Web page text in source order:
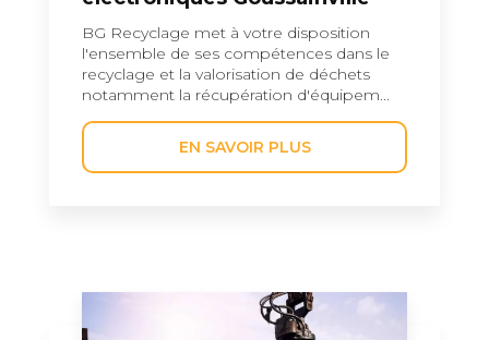
BG Recyclage met à votre disposition
l'ensemble de ses compétences dans le
recyclage et la valorisation de déchets
notamment la récupération d'équipem...
EN SAVOIR PLUS